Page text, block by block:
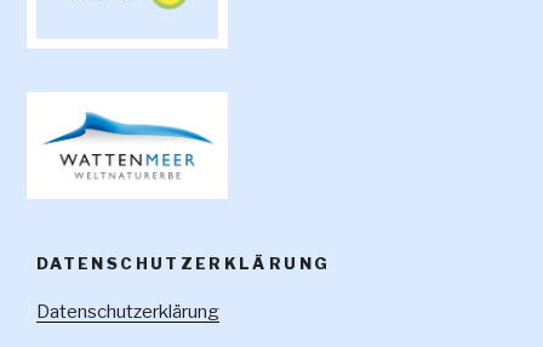
DATENSCHUTZERKLÄRUNG
Datenschutzerklärung